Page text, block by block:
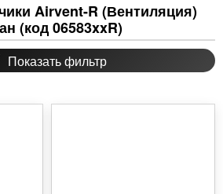
Airvent-R (Вентиляция)
(код 06583xxR)
Показать фильтр